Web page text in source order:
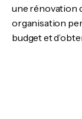
une rénovation
organisation
budget et